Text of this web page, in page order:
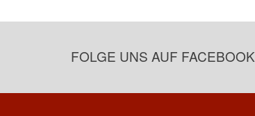
FOLGE UNS AUF FACEBOOK